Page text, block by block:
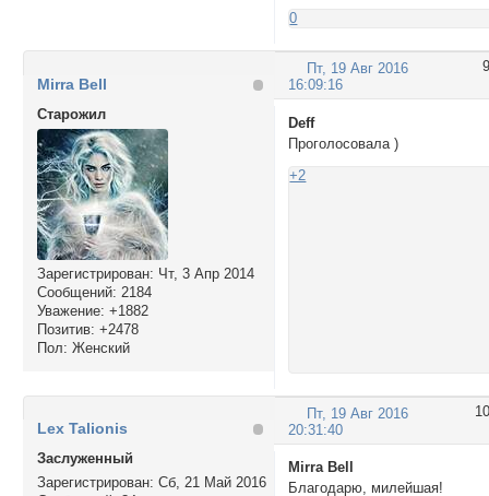
0
9
Пт, 19 Авг 2016
16:09:16
Mirra Bell
Cтарожил
Зарегистрирован: Чт, 3 Апр 2014
Сообщений: 2184
Уважение: +1882
Позитив: +2478
Пол: Женский
Deff
Проголосовала )
+2
10
Пт, 19 Авг 2016
20:31:40
Lex Talionis
Заслуженный
Зарегистрирован: Сб, 21 Май 2016
Mirra Bell
Благодарю, милейшая!